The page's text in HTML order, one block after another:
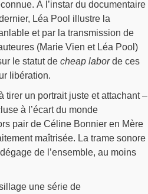
À l’instar du documentaire
Léa Pool illustre la
et par la transmission de
(Marie Vien et Léa Pool)
le statut de cheap laborde ces
libération.
tirer un portrait juste et attachant –
à l’écart du monde
pair de Céline Bonnier en Mère
maîtrisée. La trame sonore
de l’ensemble, au moins
une série de